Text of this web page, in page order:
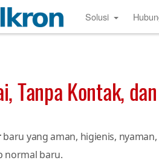
Solusi
Tanpa Kontak,
baru yang aman, higienis,
normal baru.